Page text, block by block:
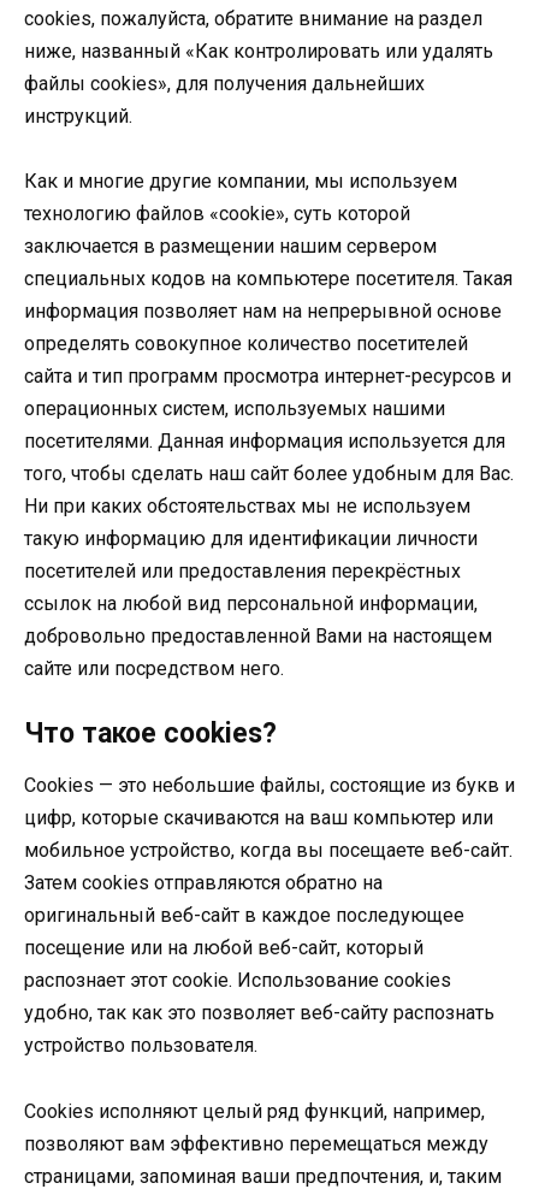
cookies, пожалуйста, обратите внимание на раздел
ниже, названный «Как контролировать или удалять
файлы cookies», для получения дальнейших
инструкций.
Как и многие другие компании, мы используем
технологию файлов «cookie», суть которой
заключается в размещении нашим сервером
специальных кодов на компьютере посетителя. Такая
информация позволяет нам на непрерывной основе
определять совокупное количество посетителей
сайта и тип программ просмотра интернет-ресурсов и
операционных систем, используемых нашими
посетителями. Данная информация используется для
того, чтобы сделать наш сайт более удобным для Вас.
Ни при каких обстоятельствах мы не используем
такую информацию для идентификации личности
посетителей или предоставления перекрёстных
ссылок на любой вид персональной информации,
добровольно предоставленной Вами на настоящем
сайте или посредством него.
Что такое cookies?
Cookies — это небольшие файлы, состоящие из букв и
цифр, которые скачиваются на ваш компьютер или
мобильное устройство, когда вы посещаете веб-сайт.
Затем cookies отправляются обратно на
оригинальный веб-сайт в каждое последующее
посещение или на любой веб-сайт, который
распознает этот cookie. Использование cookies
удобно, так как это позволяет веб-сайту распознать
устройство пользователя.
Cookies исполняют целый ряд функций, например,
позволяют вам эффективно перемещаться между
страницами, запоминая ваши предпочтения, и, таким